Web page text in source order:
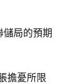
局的預期
擔憂所限